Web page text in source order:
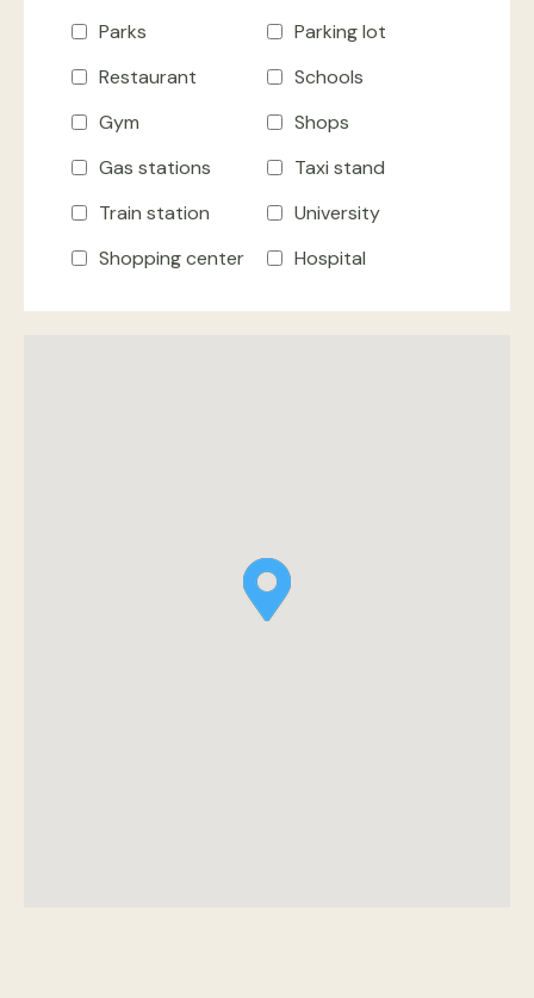
Parks
Parking lot
Restaurant
Schools
Gym
Shops
Gas stations
Taxi stand
Train station
University
Shopping center
Hospital